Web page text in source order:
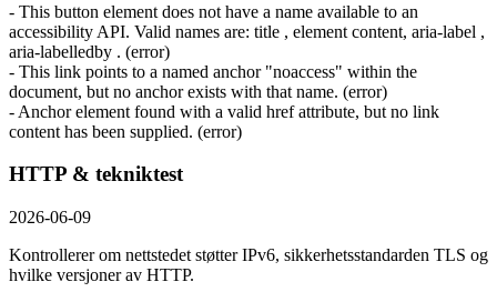
- This button element does not have a name available to an
accessibility API. Valid names are: title , element content, aria-label ,
aria-labelledby . (error)
- This link points to a named anchor "noaccess" within the
document, but no anchor exists with that name. (error)
- Anchor element found with a valid href attribute, but no link
content has been supplied. (error)
HTTP & tekniktest
2026-06-09
Kontrollerer om nettstedet støtter IPv6, sikkerhetsstandarden TLS og
hvilke versjoner av HTTP.